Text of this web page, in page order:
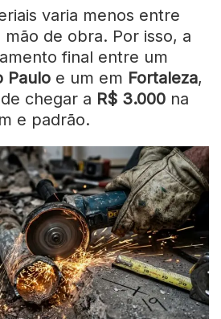
varia menos entre
de obra. Por isso, a
final entre um
Paulo e um em Fortaleza,
chegar a R$ 3.000 na
e padrão.